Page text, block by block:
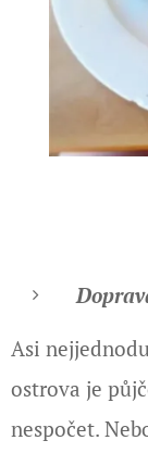
Asi
ostrova je
nespočet.